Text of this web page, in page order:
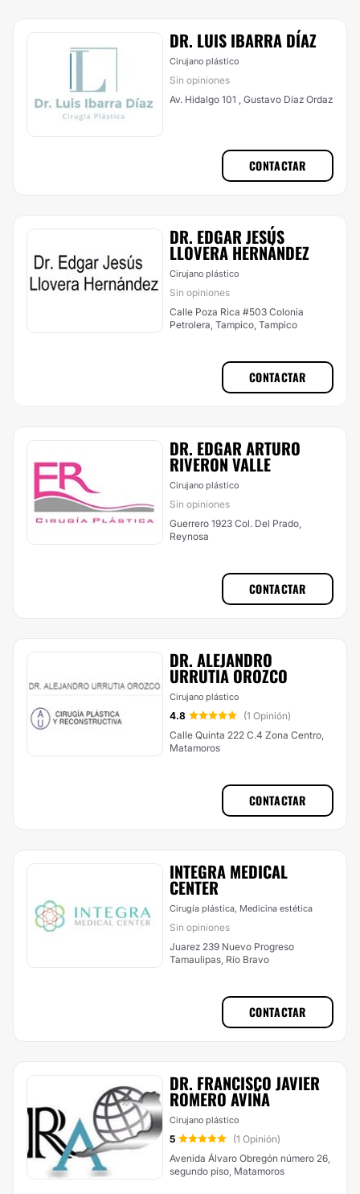
DR. LUIS IBARRA DÍAZ
Cirujano plástico
Sin opiniones
Av. Hidalgo 101 , Gustavo Díaz Ordaz
CONTACTAR
DR. EDGAR JESÚS
LLOVERA HERNÁNDEZ
Cirujano plástico
Sin opiniones
Calle Poza Rica #503 Colonia
Petrolera, Tampico, Tampico
CONTACTAR
DR. EDGAR ARTURO
RIVERON VALLE
Cirujano plástico
Sin opiniones
Guerrero 1923 Col. Del Prado,
Reynosa
CONTACTAR
DR. ALEJANDRO
URRUTIA OROZCO
Cirujano plástico
4.8
(1 Opinión)
Calle Quinta 222 C.4 Zona Centro,
Matamoros
CONTACTAR
INTEGRA MEDICAL
CENTER
Cirugía plástica, Medicina estética
Sin opiniones
Juarez 239 Nuevo Progreso
Tamaulipas, Río Bravo
CONTACTAR
DR. FRANCISCO JAVIER
ROMERO AVIÑA
Cirujano plástico
5
(1 Opinión)
Avenida Álvaro Obregón número 26,
segundo piso, Matamoros